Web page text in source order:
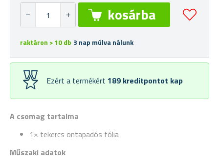
A csomag tartalma
1× tekercs öntapadós fólia
Műszaki adatok
raktáron > 10 db 3 nap múlva nálunk
Ezért a termékért 189 kreditpontot kap